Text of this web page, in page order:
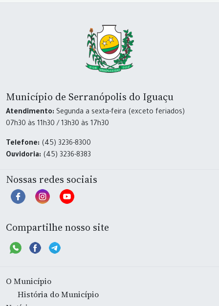
Município de Serranópolis do Iguaçu
Atendimento: Segunda a sexta-feira (exceto feriados)
07h30 às 11h30 / 13h30 às 17h30
Telefone: (45) 3236-8300
Ouvidoria: (45) 3236-8383
Nossas redes sociais
Compartilhe nosso site
O Município
História do Município